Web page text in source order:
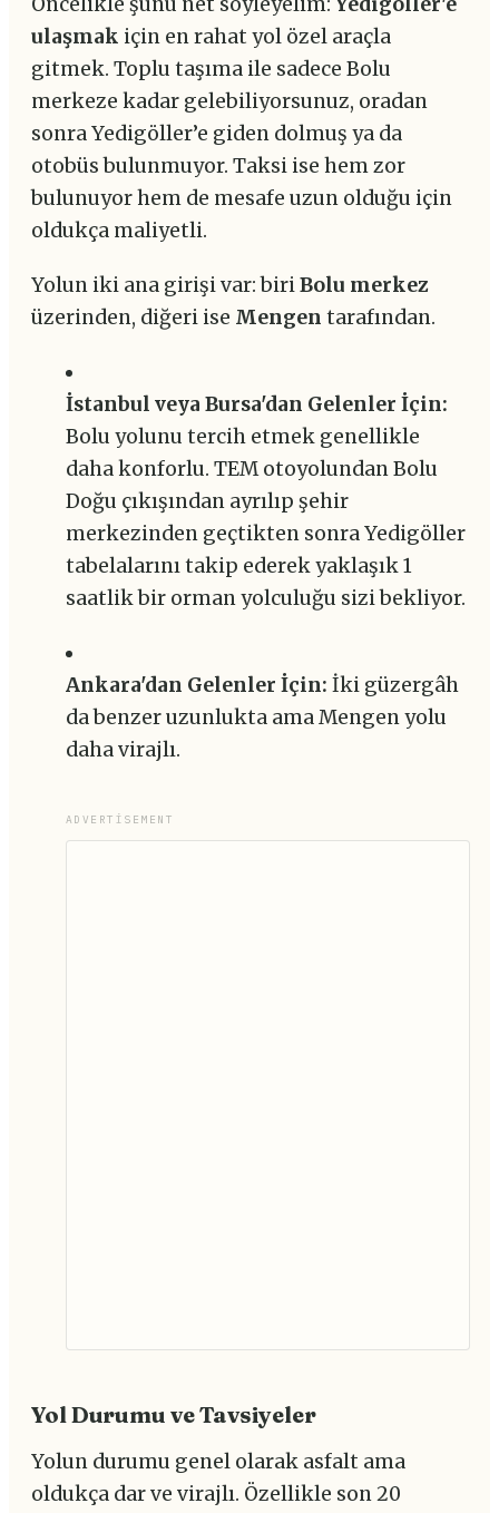
ulaşmak için en rahat yol özel araçla
gitmek. Toplu taşıma ile sadece Bolu
merkeze kadar gelebiliyorsunuz, oradan
sonra Yedigöller’e giden dolmuş ya da
otobüs bulunmuyor. Taksi ise hem zor
bulunuyor hem de mesafe uzun olduğu için
oldukça maliyetli.
Yolun iki ana girişi var: biriBolu merkez
üzerinden, diğeri ise Mengen tarafından.
İstanbul veya Bursa'dan Gelenler İçin:
Bolu yolunu tercih etmek genellikle
daha konforlu. TEM otoyolundan Bolu
Doğu çıkışından ayrılıp şehir
merkezinden geçtikten sonra Yedigöller
tabelalarını takip ederek yaklaşık 1
saatlik bir orman yolculuğu sizi bekliyor.
Ankara'dan Gelenler İçin: İki güzergâh
da benzer uzunlukta ama Mengen yolu
daha virajlı.
ADVERTISEMENT
Yol Durumu ve Tavsiyeler
Yolun durumu genel olarak asfalt ama
oldukça dar ve virajlı. Özellikle son 20